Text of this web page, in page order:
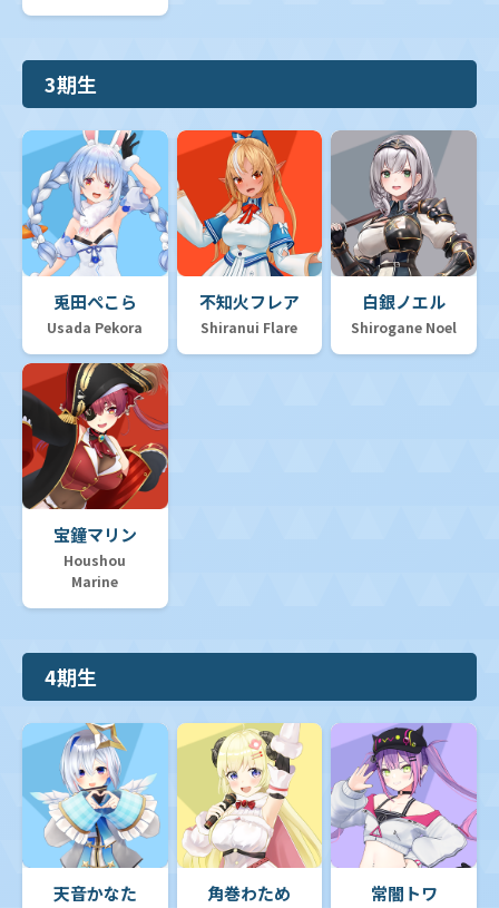
3期生
兎田ぺこら
Usada Pekora
不知火フレア
Shiranui Flare
白銀ノエル
Shirogane Noel
宝鐘マリン
Houshou
Marine
4期生
天音かなた 角巻わため 常闇トワ